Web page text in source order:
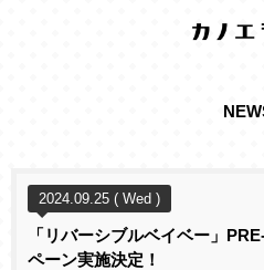
2024.09.25 ( Wed )
「リバーシブルベイベー」
ペーン実施決定！